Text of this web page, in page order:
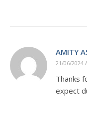
AMITY
21/06/2024
Thanks
expect